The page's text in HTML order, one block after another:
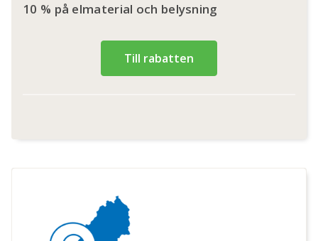
10 % på elmaterial och belysning
Till rabatten